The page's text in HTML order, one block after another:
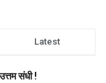
Latest
संधी !